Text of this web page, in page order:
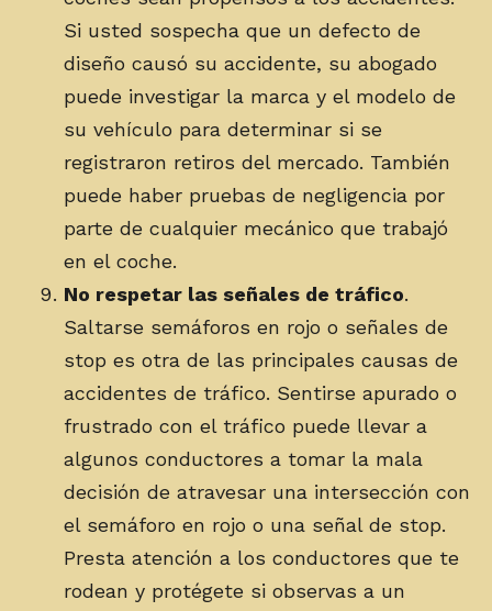
Si usted sospecha que un defecto de
diseño causó su accidente, su abogado
puede investigar la marca y el modelo de
su vehículo para determinar si se
registraron retiros del mercado. También
puede haber pruebas de negligencia por
parte de cualquier mecánico que trabajó
en el coche.
No respetar las señales de tráfico.
Saltarse semáforos en rojo o señales de
stop es otra de las principales causas de
accidentes de tráfico. Sentirse apurado o
frustrado con el tráfico puede llevar a
algunos conductores a tomar la mala
decisión de atravesar una intersección con
el semáforo en rojo o una señal de stop.
Presta atención a los conductores que te
rodean y protégete si observas a un